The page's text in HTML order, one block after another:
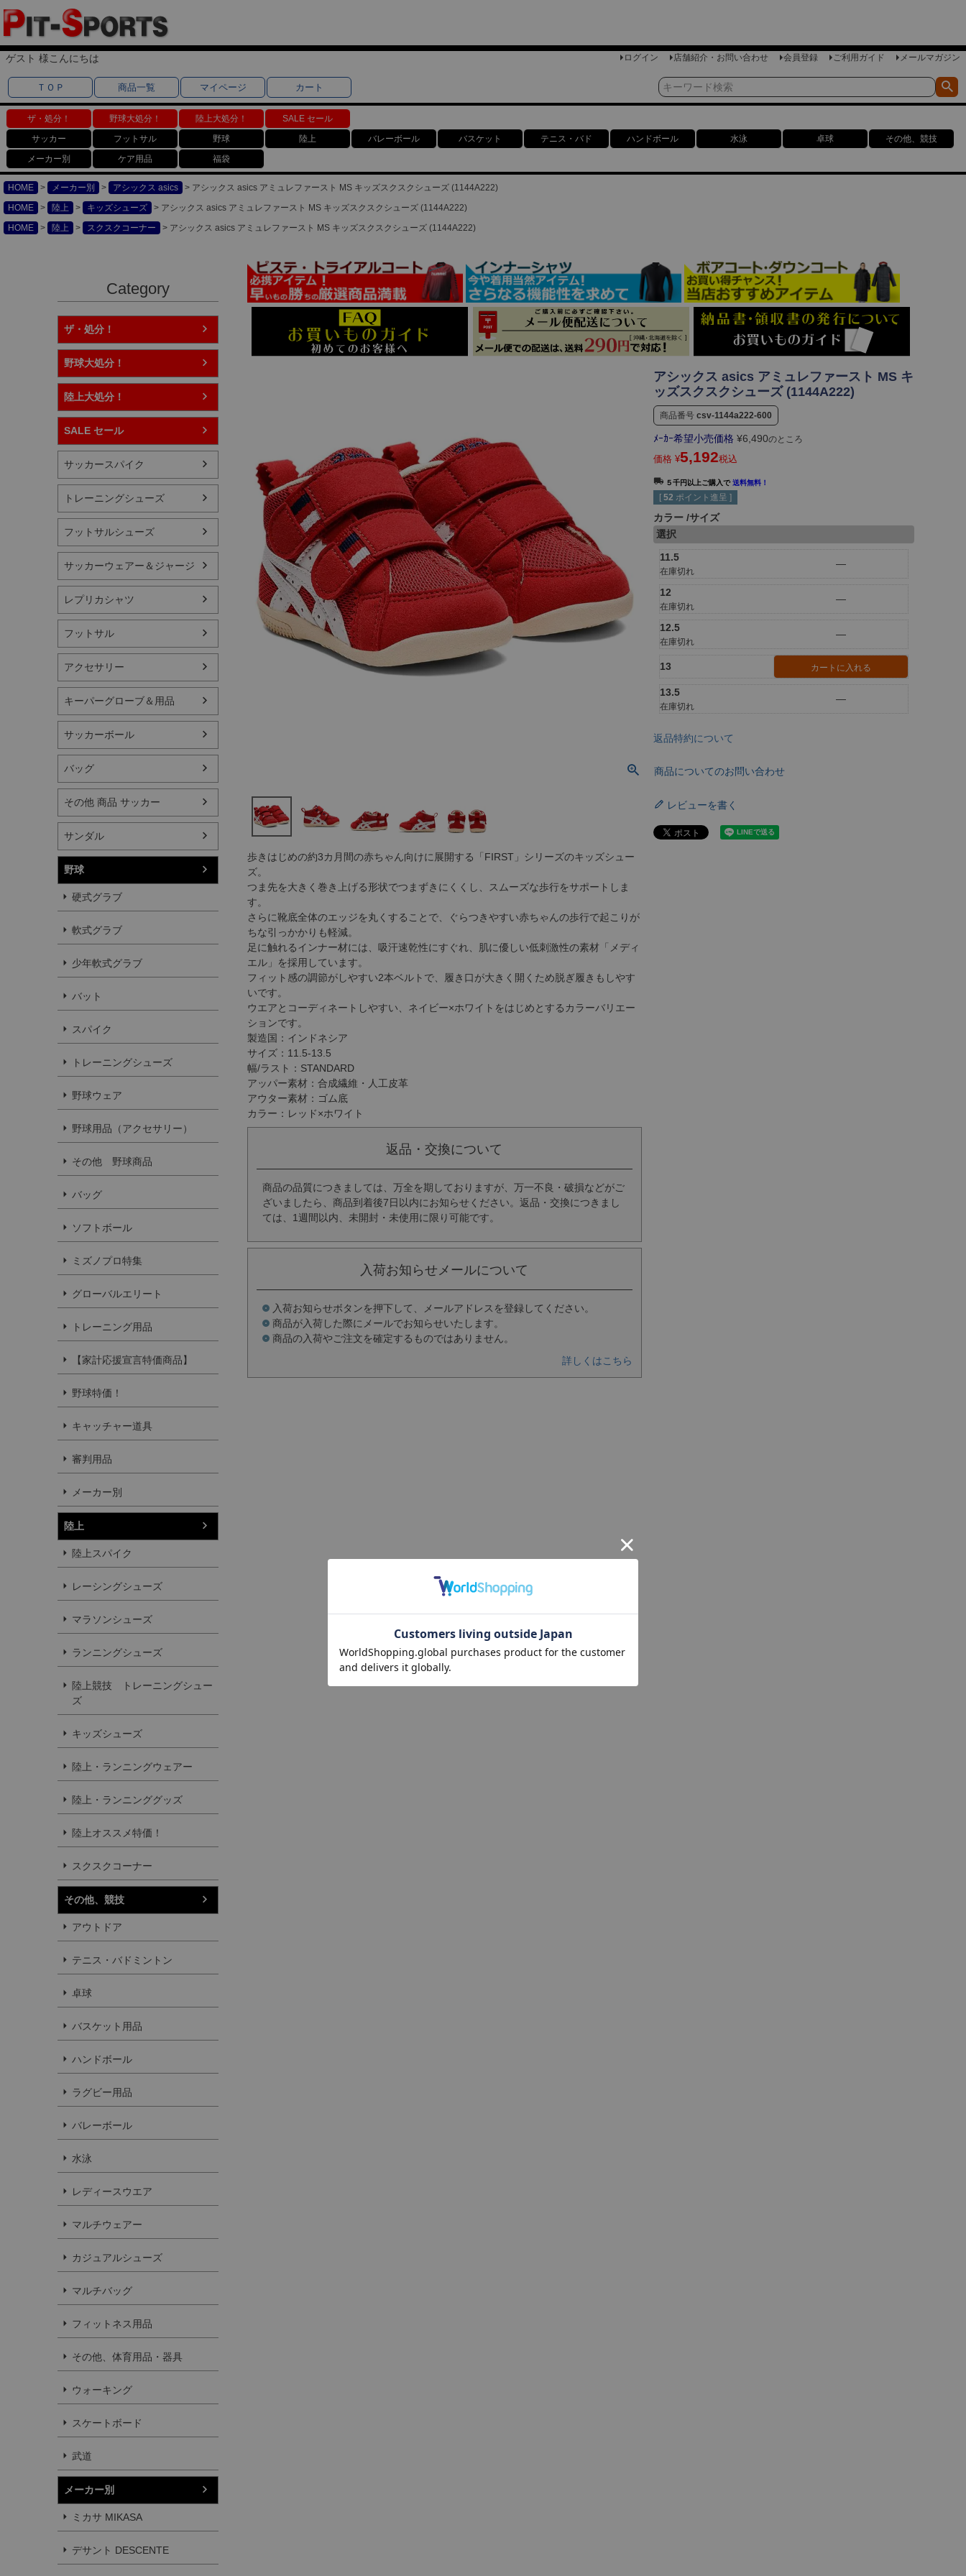
ゲスト 様こんにちは ログイン 店舗紹介・お問い合わせ 会員登録 ご利用ガイド メールマガジン
ＴＯＰ 商品一覧 マイページ カート
ザ・処分！ 野球大処分！ 陸上大処分！
SALE セール
サッカー
フットサル 野球 陸上 バレーボール バスケット テニス・バド ハンドボール 水泳 卓球
その他、競技
メーカー別
ケア用品 福袋
HOME メーカー別 アシックス asics
アシックス asics アミュレファースト MS キッズスクスクシューズ (1144A222)
HOME
陸上 キッズシューズ
アシックス asics アミュレファースト MS キッズスクスクシューズ (1144A222)
HOME
陸上 スクスクコーナー アシックス asics アミュレファースト MS キッズスクスクシューズ (1144A222)
Category
ザ・処分！
野球大処分！
陸上大処分！
SALE セール
サッカースパイク
トレーニングシューズ
フットサルシューズ
サッカーウェアー＆ジャージ
レプリカシャツ
フットサル
アクセサリー
キーパーグローブ＆用品
サッカーボール
バッグ
その他 商品 サッカー
サンダル
野球
硬式グラブ
軟式グラブ
少年軟式グラブ
バット
スパイク
トレーニングシューズ
野球ウェア
野球用品（アクセサリー）
その他 野球商品
バッグ
ソフトボール
ミズノプロ特集
グローバルエリート
トレーニング用品
【家計応援宣言特価商品】
野球特価！
キャッチャー道具
審判用品
メーカー別
陸上
陸上スパイク
レーシングシューズ
マラソンシューズ
ランニングシューズ
陸上競技 トレーニングシュー
ズ
キッズシューズ
陸上・ランニングウェアー
陸上・ランニンググッズ
陸上オススメ特価！
スクスクコーナー
その他、競技
アウトドア
テニス・バドミントン
卓球
バスケット用品
ハンドボール
ラグビー用品
バレーボール
水泳
レディースウエア
マルチウェアー
カジュアルシューズ
マルチバッグ
フィットネス用品
その他、体育用品・器具
ウォーキング
スケートボード
武道
メーカー別
ミカサ MIKASA
デサント DESCENTE
歩きはじめの約3カ月間の赤ちゃん向けに展開する「FIRST」シリーズのキッズシュー
ズ。
つま先を大きく巻き上げる形状でつまずきにくくし、スムーズな歩行をサポートしま
す。
さらに靴底全体のエッジを丸くすることで、ぐらつきやすい赤ちゃんの歩行で起こりが
ちな引っかかりも軽減。
足に触れるインナー材には、吸汗速乾性にすぐれ、肌に優しい低刺激性の素材「メディ
エル」を採用しています。
フィット感の調節がしやすい2本ベルトで、履き口が大きく開くため脱ぎ履きもしやす
いです。
ウエアとコーディネートしやすい、ネイビー×ホワイトをはじめとするカラーバリエー
ションです。
製造国：インドネシア
サイズ：11.5-13.5
幅/ラスト：STANDARD
アッパー素材：合成繊維・人工皮革
アウター素材：ゴム底
カラー：レッド×ホワイト
返品・交換について
商品の品質につきましては、万全を期しておりますが、万一不良・破損などがご
ざいましたら、商品到着後7日以内にお知らせください。返品・交換につきまし
ては、1週間以内、未開封・未使用に限り可能です。
入荷お知らせメールについて
入荷お知らせボタンを押下して、メールアドレスを登録してください。
商品が入荷した際にメールでお知らせいたします。
商品の入荷やご注文を確定するものではありません。
詳しくはこちら
アシックス asics アミュレファースト MS キ
ッズスクスクシューズ (1144A222)
商品番号 csv-1144a222-600
ﾒｰｶｰ希望小売価格 ¥6,490のところ
価格 ¥5,192税込
５千円以上ご購入で送料無料！
[ 52 ポイント進呈 ]
カラー サイズ
選択
11.5
在庫切れ
—
12
在庫切れ
—
12.5
在庫切れ
—
13 カートに入れる
13.5
在庫切れ
—
返品特約について
商品についてのお問い合わせ
レビューを書く